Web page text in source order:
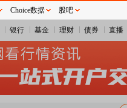
银行 基金 理财 债券 直播
Choice数据 股吧